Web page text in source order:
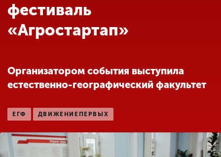
Международная
деятельность
Другие виды
деятельности
Студенческая жизнь
Сведения об
фестиваль
«Агростартап»
Организатором события выступила
естественно-географический факультет
ЕГФ ДВИЖЕНИЕПЕРВЫХ